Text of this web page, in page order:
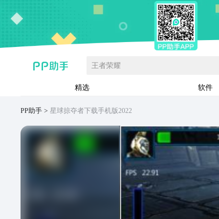
王者荣耀
精选 软件
PP助手 星球掠夺者下载手机版2022